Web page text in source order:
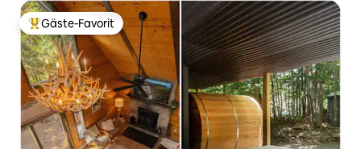
Beliebter Gäste-Favorit.
Gäste-Favorit